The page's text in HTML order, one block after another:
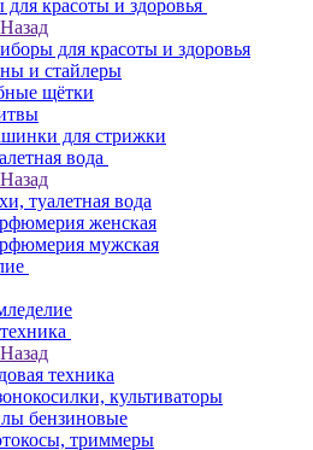
красоты и здоровья
Назад
для красоты и здоровья
и стайлеры
щётки
для стрижки
вода
Назад
туалетная вода
женская
мужская
Назад
техника
культиваторы
бензиновые
триммеры